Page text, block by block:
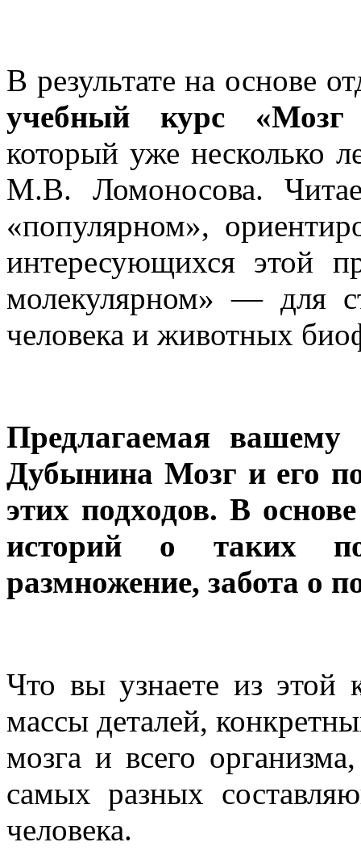
В результате на основе
учебный курс «Мозг
который уже несколько
М.В. Ломоносова.
«популярном»,
интересующихся этой
молекулярном» — для
человека и животных
Предлагаемая
Дубынина Мозг и его
этих подходов. В
историй о таких
размножение, забота о
Что вы узнаете из этой
массы деталей,
мозга и всего
самых разных
человека.